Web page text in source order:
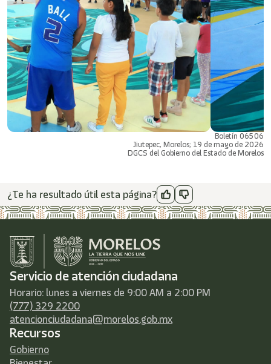
Boletín 06506
Jiutepec, Morelos; 19 de mayo de 2026
DGCS del Gobierno del Estado de Morelos
¿Te ha resultado útil esta página?
Servicio de atención ciudadana
Horario: lunes a viernes de 9:00 AM a 2:00 PM
(777) 329 2200
atencionciudadana@morelos.gob.mx
Recursos
Gobierno